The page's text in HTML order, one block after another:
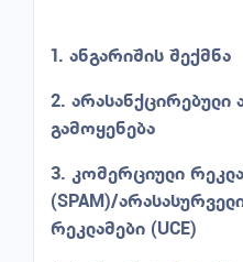
1. ანგარიშის შექმნა
2.
გამოყენება
3. კომერციული
(SPAM)/
რეკლამები (UCE)